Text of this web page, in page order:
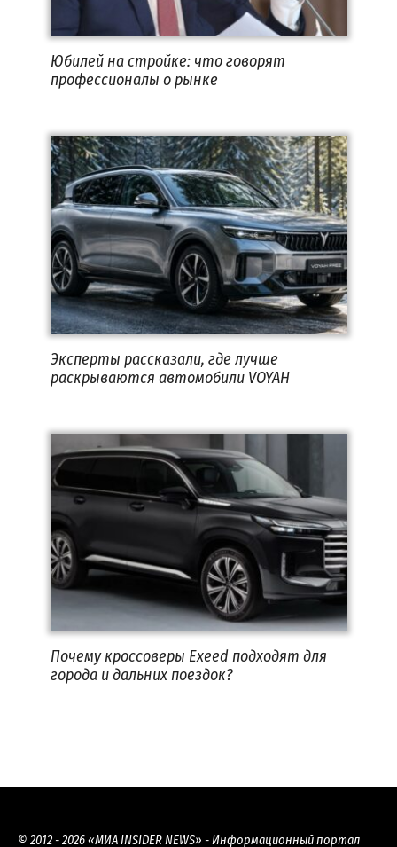
Юбилей на стройке: что говорят
профессионалы о рынке
Эксперты рассказали, где лучше
раскрываются автомобили VOYAH
Почему кроссоверы Exeed подходят для
города и дальних поездок?
© 2012 - 2026 «МИА INSIDER NEWS» - Информационный портал